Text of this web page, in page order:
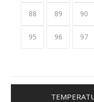
88 89 90
95 96 97